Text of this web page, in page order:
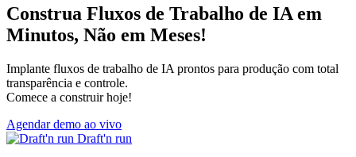
Construa Fluxos de Trabalho de IA em
Minutos, Não em Meses!
Implante fluxos de trabalho de IA prontos para produção com total
transparência e controle.
Comece a construir hoje!
Agendar demo ao vivo
Draft'n run